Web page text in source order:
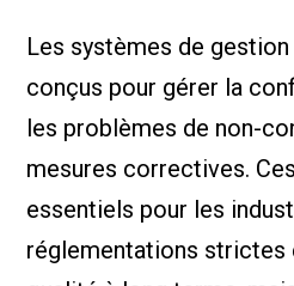
Les systèmes de
conçus pour gérer la
les problèmes de non-
mesures correctives.
essentiels pour les
réglementations strictes